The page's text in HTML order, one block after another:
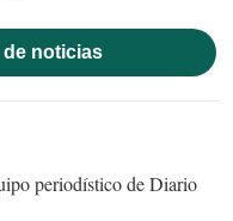
de noticias
periodístico de Diario